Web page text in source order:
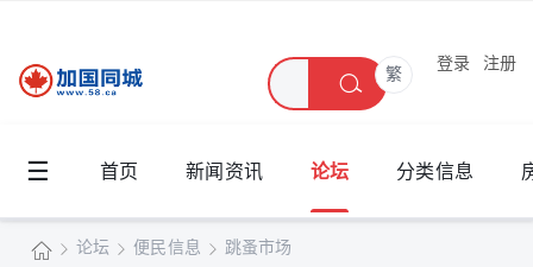
繁
登录 注册
☰ 首页 新闻资讯 论坛 分类信息
论坛 便民信息 跳蚤市场